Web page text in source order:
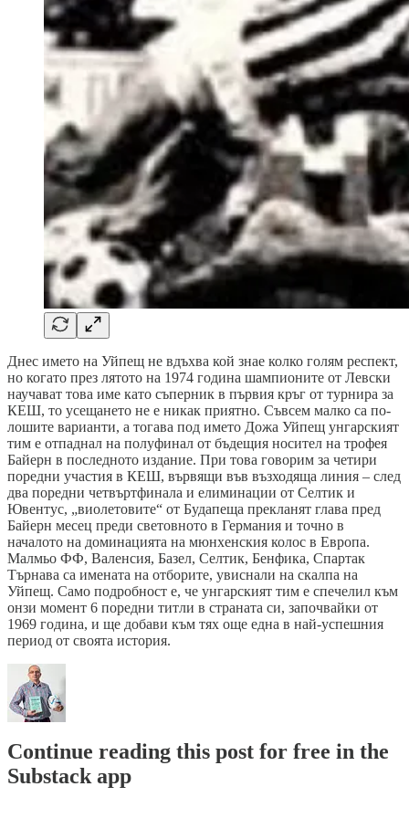
Днес името на Уйпещ не вдъхва кой знае колко голям респект,
но когато през лятото на 1974 година шампионите от Левски
научават това име като съперник в първия кръг от турнира за
КЕШ, то усещането не е никак приятно. Съвсем малко са по-
лошите варианти, а тогава под името Дожа Уйпещ унгарският
тим е отпаднал на полуфинал от бъдещия носител на трофея
Байерн в последното издание. При това говорим за четири
поредни участия в КЕШ, вървящи във възходяща линия – след
два поредни четвъртфинала и елиминации от Селтик и
Ювентус, „виолетовите“ от Будапеща прекланят глава пред
Байерн месец преди световното в Германия и точно в
началото на доминацията на мюнхенския колос в Европа.
Малмьо ФФ, Валенсия, Базел, Селтик, Бенфика, Спартак
Търнава са имената на отборите, увиснали на скалпа на
Уйпещ. Само подробност е, че унгарският тим е спечелил към
онзи момент 6 поредни титли в страната си, започвайки от
1969 година, и ще добави към тях още една в най-успешния
период от своята история.
Continue reading this post for free in the
Substack app